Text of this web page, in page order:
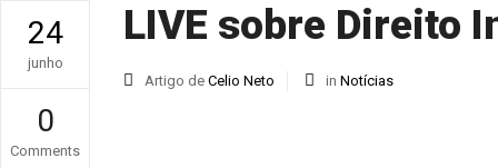
24
junho
0
Comments
LIVE sobre Direito
Artigo de Celio Neto in Notícias